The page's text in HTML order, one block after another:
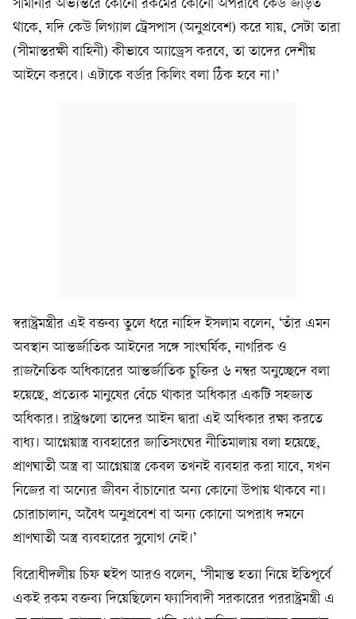
সীমানার অভ্যন্তরে কোনো রকমের কোনো অপরাধে কেউ জড়িত
থাকে, যদি কেউ লিগ্যাল ট্রেসপাস (অনুপ্রবেশ) করে যায়, সেটা তারা
(সীমান্তরক্ষী বাহিনী) কীভাবে অ্যাড্রেস করবে, তা তাদের দেশীয়
আইনে করবে। এটাকে বর্ডার কিলিং বলা ঠিক হবে না।’
স্বরাষ্ট্রমন্ত্রীর এই বক্তব্য তুলে ধরে নাহিদ ইসলাম বলেন, ‘তাঁর এমন
অবস্থান আন্তর্জাতিক আইনের সঙ্গে সাংঘর্ষিক, নাগরিক ও
রাজনৈতিক অধিকারের আন্তর্জাতিক চুক্তির ৬ নম্বর অনুচ্ছেদে বলা
হয়েছে, প্রত্যেক মানুষের বেঁচে থাকার অধিকার একটি সহজাত
অধিকার। রাষ্ট্রগুলো তাদের আইন দ্বারা এই অধিকার রক্ষা করতে
বাধ্য। আগ্নেয়াস্ত্র ব্যবহারের জাতিসংঘের নীতিমালায় বলা হয়েছে,
প্রাণঘাতী অস্ত্র বা আগ্নেয়াস্ত্র কেবল তখনই ব্যবহার করা যাবে, যখন
নিজের বা অন্যের জীবন বাঁচানোর অন্য কোনো উপায় থাকবে না।
চোরাচালান, অবৈধ অনুপ্রবেশ বা অন্য কোনো অপরাধ দমনে
প্রাণঘাতী অস্ত্র ব্যবহারের সুযোগ নেই।’
বিরোধীদলীয় চিফ হুইপ আরও বলেন, ‘সীমান্ত হত্যা নিয়ে ইতিপূর্বে
একই রকম বক্তব্য দিয়েছিলেন ফ‍্যাসিবাদী সরকারের পররাষ্ট্রমন্ত্রী এ